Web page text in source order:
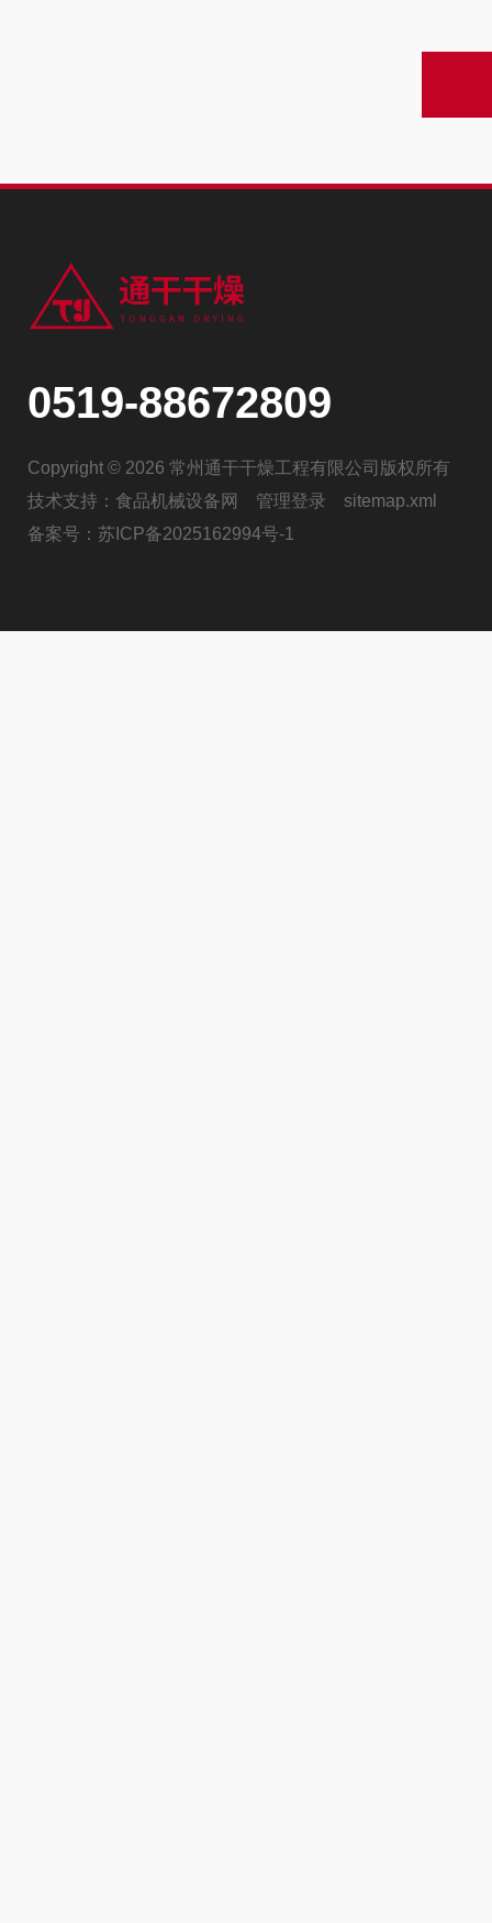
0519-88672809
Copyright © 2026 常州通干干燥工程有限公司版权所有
技术支持： 食品机械设备网 管理登录
sitemap.xml
备案号： 苏ICP备2025162994号-1